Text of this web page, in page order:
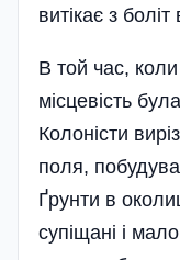
витікає з
В той час,
місцевість
Колоністи
поля,
Ґрунти в
супіщані і